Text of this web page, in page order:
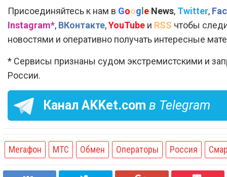
Присоединяйтесь к нам в Google News, Twitter,
Instagram*, ВКонтакте,YouTube и RSS чтобы
новостями и оперативно получать интересные
* Сервисы признаны судом экстремистскими и
России.
Канал AKKet.com в Telegram
Мегафон МТС Обмен Операторы Россия